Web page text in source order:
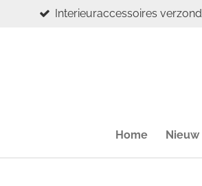
Interieuraccessoires
Home Nieuw